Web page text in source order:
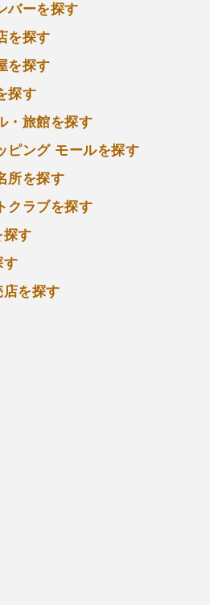
バーを探す
を探す
を探す
探す
・旅館を探す
ピング モールを探す
所を探す
クラブを探す
探す
す
を探す